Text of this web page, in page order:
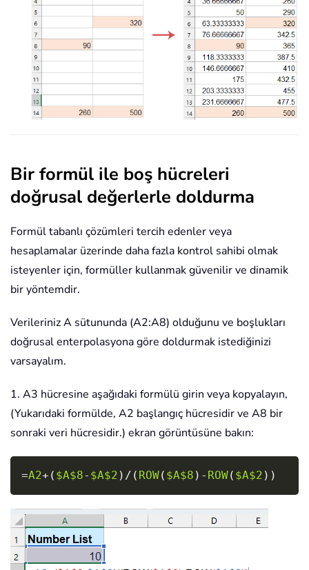
Bir formül ile boş hücreleri
doğrusal değerlerle doldurma
Formül tabanlı çözümleri tercih edenler veya
hesaplamalar üzerinde daha fazla kontrol sahibi olmak
isteyenler için, formüller kullanmak güvenilir ve dinamik
bir yöntemdir.
Verileriniz A sütununda (A2:A8) olduğunu ve boşlukları
doğrusal enterpolasyona göre doldurmak istediğinizi
varsayalım.
1. A3 hücresine aşağıdaki formülü girin veya kopyalayın,
(Yukarıdaki formülde, A2 başlangıç hücresidir ve A8 bir
sonraki veri hücresidir.) ekran görüntüsüne bakın:
=A2+ ( $A$8- $A$2 ) / ( ROW( $A$8 ) - ROW( $A$2 ) )
Copy